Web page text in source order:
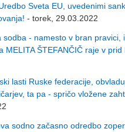
Sveta EU, uvedenimi
- torek, 29.03.2022
sodba - namesto v bran
ŠTEFANČIČ raje v
lasti Ruske federacije,
ta pa - spričo vložene
sodno začasno odredbo